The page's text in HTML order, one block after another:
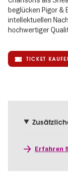
beglücken Pigor &
intellektuellen
hochwertiger
TICKET
Erfahren